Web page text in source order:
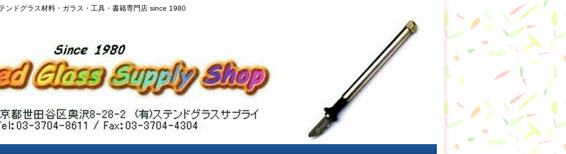
ンドグラス材料・ガラス・工具・書籍専門店 since 1980